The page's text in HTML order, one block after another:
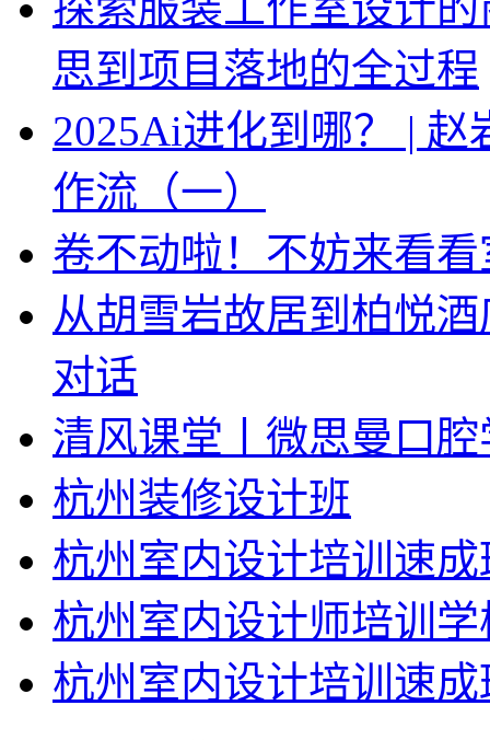
思到项目落地的全过程
2025Ai进化到哪？ |
作流（一）
卷不动啦！不妨来看
从胡雪岩故居到柏悦
对话
清风课堂丨微思曼口
杭州装修设计班
杭州室内设计培训速成
杭州室内设计师培训
杭州室内设计培训速成